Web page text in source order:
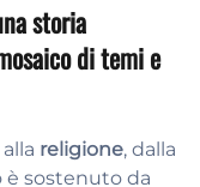
storia
di temi e
alla religione, dalla
è sostenuto da